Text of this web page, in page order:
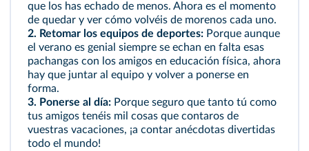
que los has echado de menos. Ahora es el momento
de quedar y ver cómo volvéis de morenos cada uno.
2. Retomar los equipos de deportes: Porque aunque
el verano es genial siempre se echan en falta esas
pachangas con los amigos en educación física, ahora
hay que juntar al equipo y volver a ponerse en
forma.
3. Ponerse al día: Porque seguro que tanto tú como
tus amigos tenéis mil cosas que contaros de
vuestras vacaciones, ¡a contar anécdotas divertidas
todo el mundo!